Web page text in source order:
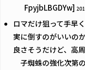
FpyjbLBGDYw]
ロマだけ狙って手早
実に倒すのがいいの
良さそうだけど、高
子蜘蛛の強化次第